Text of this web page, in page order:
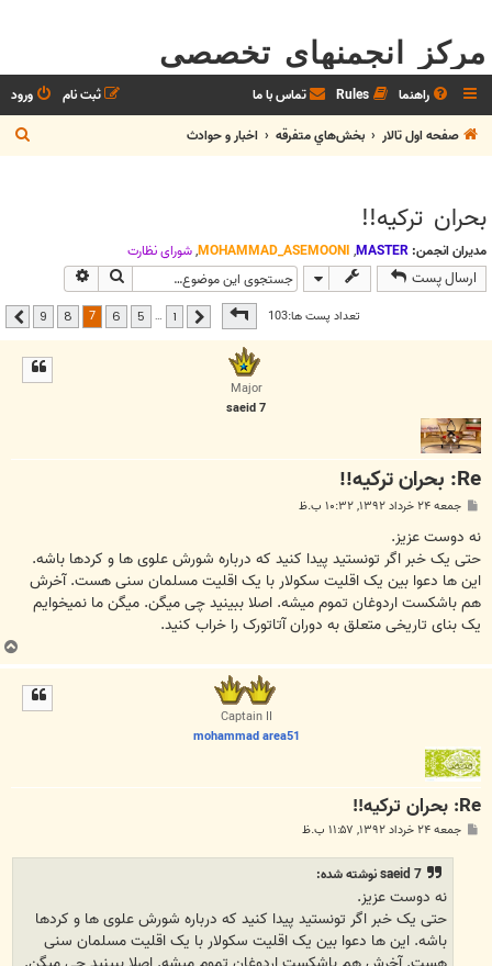
مرکز انجمنهای تخصصی
راهنما Rules تماس با ما ورود
ثبت نام
صفحه اول تالار
بخش‌‌هاي متفرقه اخبار و حوادث
ج
س
بحران ترکیه!!
مدیران انجمن: MASTER
,
MOHAMMAD_ASEMOONI
,شوراي نظارت
ارسال پست جستجو
تعداد پست ها:103صفحه از9 قبلی …
5
6
7
8
9 بعدی
Major
saeid 7
Re: بحران ترکیه!!
پ
ت
جمعه ۲۴ خرداد ۱۳۹۲, ۱۰:۳۲ ب.ظ
نه دوست عزیز.
حتی یک خبر اگر تونستید پیدا کنید که درباره شورش علوی ها و کردها باشه.
این ها دعوا بین یک اقلیت سکولار با یک اقلیت مسلمان سنی هست. آخرش
هم باشکست اردوغان تموم میشه. اصلا ببینید چی میگن. میگن ما نمیخوایم
یک بنای تاریخی متعلق به دوران آتاتورک را خراب کنید.
ب
ا
Captain II
mohammad area51
Re: بحران ترکیه!!
پ جمعه ۲۴ خرداد ۱۳۹۲, ۱۱:۵۷ ب.ظ
saeid 7 نوشته شده:
نه دوست عزیز.
حتی یک خبر اگر تونستید پیدا کنید که درباره شورش علوی ها و کردها
باشه. این ها دعوا بین یک اقلیت سکولار با یک اقلیت مسلمان سنی